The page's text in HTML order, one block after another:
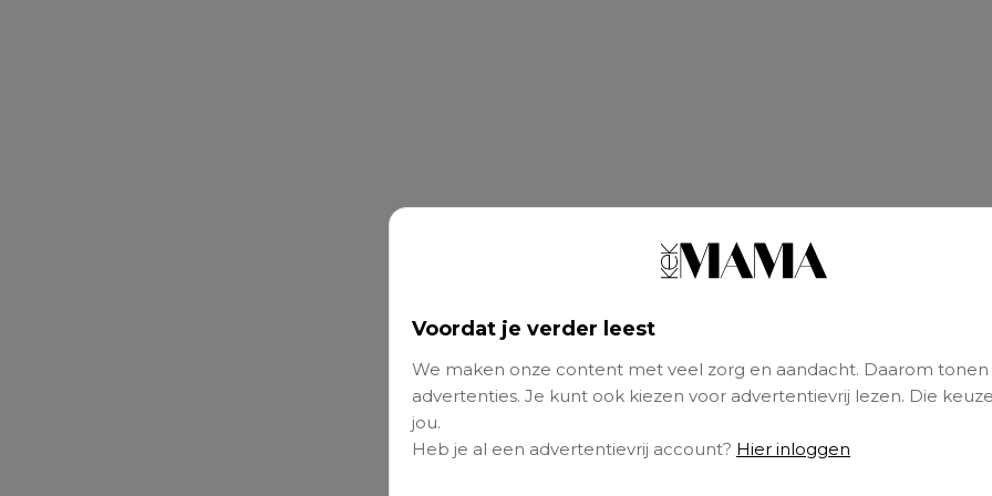
Voordat je verder leest
We maken onze content met veel zorg en aandacht. Daarom tonen
advertenties. Je kunt ook kiezen voor advertentievrij lezen. Die
jou.
Heb je al een advertentievrij account? Hier inloggen